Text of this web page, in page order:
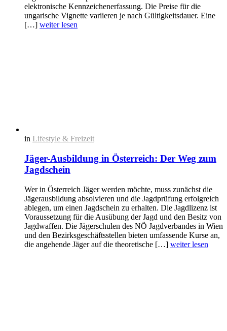
elektronische Kennzeichenerfassung. Die Preise für die
ungarische Vignette variieren je nach Gültigkeitsdauer. Eine
[…] weiter lesen
in Lifestyle & Freizeit
Jäger-Ausbildung in Österreich: Der Weg zum
Jagdschein
Wer in Österreich Jäger werden möchte, muss zunächst die
Jägerausbildung absolvieren und die Jagdprüfung erfolgreich
ablegen, um einen Jagdschein zu erhalten. Die Jagdlizenz ist
Voraussetzung für die Ausübung der Jagd und den Besitz von
Jagdwaffen. Die Jägerschulen des NÖ Jagdverbandes in Wien
und den Bezirksgeschäftsstellen bieten umfassende Kurse an,
die angehende Jäger auf die theoretische […] weiter lesen